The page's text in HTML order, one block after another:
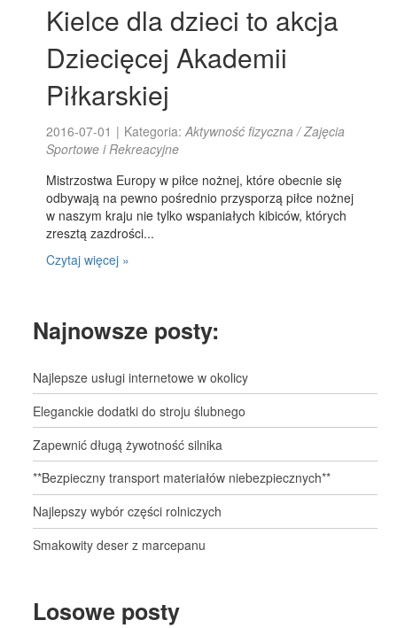
Kielce dla dzieci to akcja
Dziecięcej Akademii
Piłkarskiej
2016-07-01 | Kategoria:Aktywność fizyczna / Zajęcia
Sportowe i Rekreacyjne
Mistrzostwa Europy w piłce nożnej, które obecnie się
odbywają na pewno pośrednio przysporzą piłce nożnej
w naszym kraju nie tylko wspaniałych kibiców, których
zresztą zazdrości...
Czytaj więcej »
Najnowsze posty:
Najlepsze usługi internetowe w okolicy
Eleganckie dodatki do stroju ślubnego
Zapewnić długą żywotność silnika
**Bezpieczny transport materiałów niebezpiecznych**
Najlepszy wybór części rolniczych
Smakowity deser z marcepanu
Losowe posty